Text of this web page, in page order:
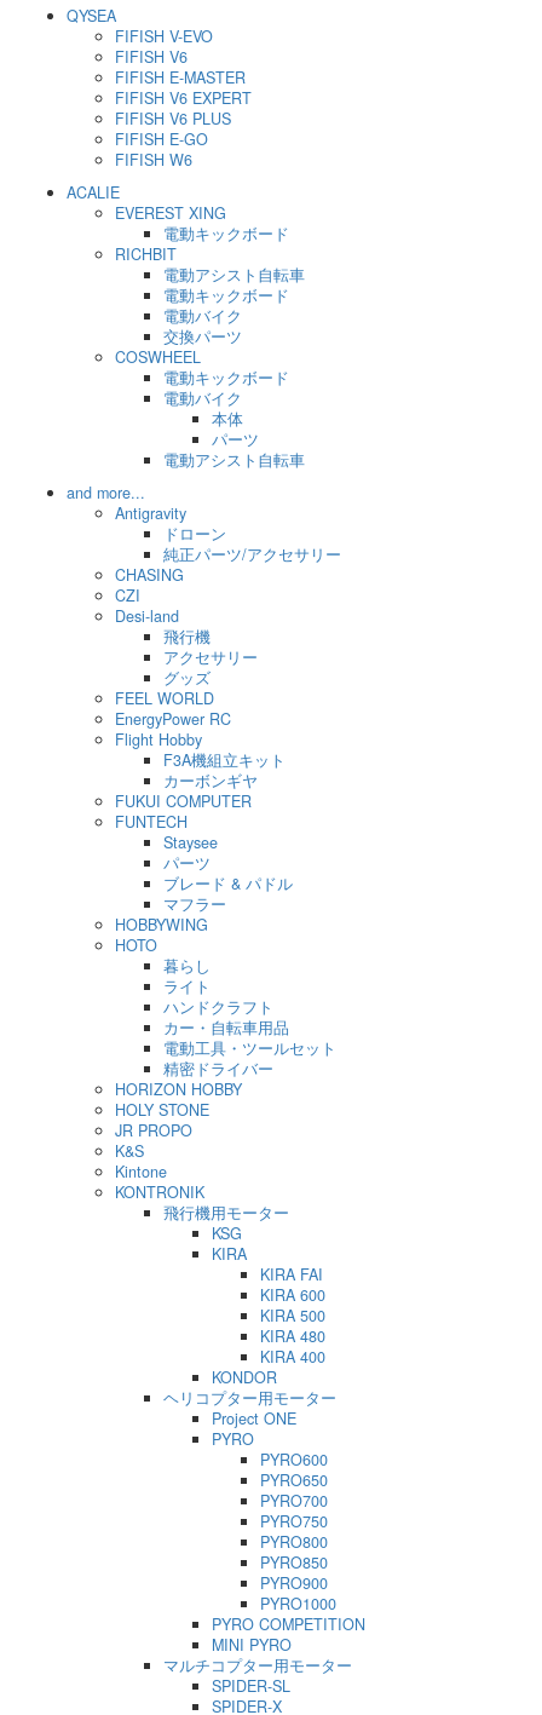
QYSEA
FIFISH V-EVO
FIFISH V6
FIFISH E-MASTER
FIFISH V6 EXPERT
FIFISH V6 PLUS
FIFISH E-GO
FIFISH W6
ACALIE
EVEREST XING
電動キックボード
RICHBIT
電動アシスト自転車
電動キックボード
電動バイク
交換パーツ
COSWHEEL
電動キックボード
電動バイク
本体
パーツ
電動アシスト自転車
and more...
Antigravity
ドローン
純正パーツ/アクセサリー
CHASING
CZI
Desi-land
飛行機
アクセサリー
グッズ
FEEL WORLD
EnergyPower RC
Flight Hobby
F3A機組立キット
カーボンギヤ
FUKUI COMPUTER
FUNTECH
Staysee
パーツ
ブレード & パドル
マフラー
HOBBYWING
HOTO
暮らし
ライト
ハンドクラフト
カー・自転車用品
電動工具・ツールセット
精密ドライバー
HORIZON HOBBY
HOLY STONE
JR PROPO
K&S
Kintone
KONTRONIK
飛行機用モーター
KSG
KIRA
KIRA FAI
KIRA 600
KIRA 500
KIRA 480
KIRA 400
KONDOR
ヘリコプター用モーター
Project ONE
PYRO
PYRO600
PYRO650
PYRO700
PYRO750
PYRO800
PYRO850
PYRO900
PYRO1000
PYRO COMPETITION
MINI PYRO
マルチコプター用モーター
SPIDER-SL
SPIDER-X